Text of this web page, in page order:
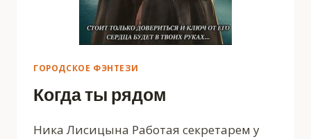
ГОРОДСКОЕ ФЭНТЕЗИ
Когда ты рядом
Ника Лисицына Работая секретарем у